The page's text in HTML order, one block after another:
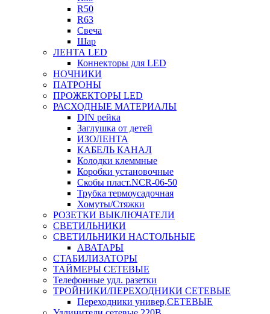
R50
R63
Свеча
Шар
ЛЕНТА LED
Коннекторы для LED
НОЧНИКИ
ПАТРОНЫ
ПРОЖЕКТОРЫ LED
РАСХОДНЫЕ МАТЕРИАЛЫ
DIN рейка
Заглушка от детей
ИЗОЛЕНТА
КАБЕЛЬ КАНАЛ
Колодки клеммные
Коробки установочные
Скобы пласт.NCR-06-50
Трубка термоусадочная
Хомуты/Стяжки
РОЗЕТКИ ВЫКЛЮЧАТЕЛИ
СВЕТИЛЬНИКИ
СВЕТИЛЬНИКИ НАСТОЛЬНЫЕ
АВАТАРЫ
СТАБИЛИЗАТОРЫ
ТАЙМЕРЫ СЕТЕВЫЕ
Телефонные удл. разетки
ТРОЙНИКИ/ПЕРЕХОДНИКИ СЕТЕВЫЕ
Переходники универ,СЕТЕВЫЕ